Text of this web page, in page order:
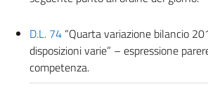
D.L. 74 “Quarta variazione bilancio
disposizioni varie” – espressione
competenza.